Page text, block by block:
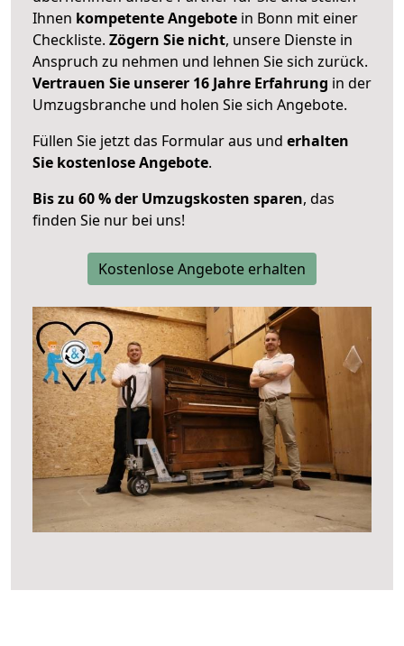
Ihnen kompetente Angebote in Bonn mit einer
Checkliste. Zögern Sie nicht, unsere Dienste in
Anspruch zu nehmen und lehnen Sie sich zurück.
Vertrauen Sie unserer 16 Jahre Erfahrung in der
Umzugsbranche und holen Sie sich Angebote.
Füllen Sie jetzt das Formular aus und erhalten
Sie kostenlose Angebote.
Bis zu 60 % der Umzugskosten sparen, das
finden Sie nur bei uns!
Kostenlose Angebote erhalten